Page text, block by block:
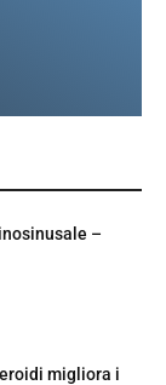
–
migliora i